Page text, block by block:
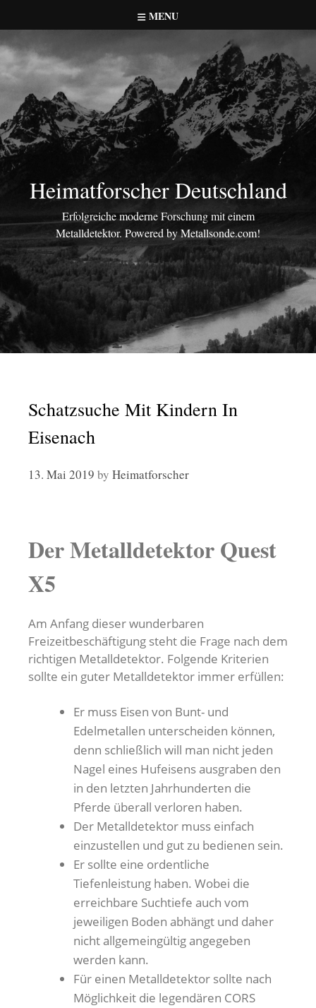
to
content
MENU
Heimatforscher Deutschland
Erfolgreiche moderne Forschung mit einem
Metalldetektor. Powered by Metallsonde.com!
Schatzsuche Mit Kindern In
Eisenach
13. Mai 2019 by Heimatforscher
Der Metalldetektor Quest
X5
Am Anfang dieser wunderbaren
Freizeitbeschäftigung steht die Frage nach dem
richtigen Metalldetektor. Folgende Kriterien
sollte ein guter Metalldetektor immer erfüllen:
Er muss Eisen von Bunt- und
Edelmetallen unterscheiden können,
denn schließlich will man nicht jeden
Nagel eines Hufeisens ausgraben den
in den letzten Jahrhunderten die
Pferde überall verloren haben.
Der Metalldetektor muss einfach
einzustellen und gut zu bedienen sein.
Er sollte eine ordentliche
Tiefenleistung haben. Wobei die
erreichbare Suchtiefe auch vom
jeweiligen Boden abhängt und daher
nicht allgemeingültig angegeben
werden kann.
Für einen Metalldetektor sollte nach
Möglichkeit die legendären CORS